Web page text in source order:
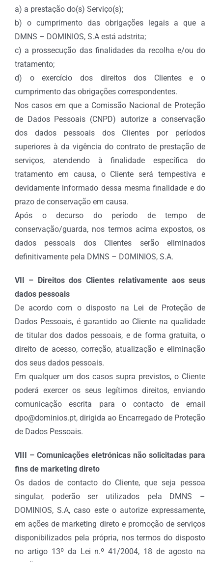
a) a prestação do(s) Serviço(s);
b) o cumprimento das obrigações legais a que a
DMNS – DOMINIOS, S.A está adstrita;
c) a prossecução das finalidades da recolha e/ou do
tratamento;
d) o exercício dos direitos dos Clientes e o
cumprimento das obrigações correspondentes.
Nos casos em que a Comissão Nacional de Proteção
de Dados Pessoais (CNPD) autorize a conservação
dos dados pessoais dos Clientes por períodos
superiores à da vigência do contrato de prestação de
serviços, atendendo à finalidade específica do
tratamento em causa, o Cliente será tempestiva e
devidamente informado dessa mesma finalidade e do
prazo de conservação em causa.
Após o decurso do período de tempo de
conservação/guarda, nos termos acima expostos, os
dados pessoais dos Clientes serão eliminados
definitivamente pela DMNS – DOMINIOS, S.A.
VII – Direitos dos Clientes relativamente aos seus
dados pessoais
De acordo com o disposto na Lei de Proteção de
Dados Pessoais, é garantido ao Cliente na qualidade
de titular dos dados pessoais, e de forma gratuita, o
direito de acesso, correção, atualização e eliminação
dos seus dados pessoais.
Em qualquer um dos casos supra previstos, o Cliente
poderá exercer os seus legítimos direitos, enviando
comunicação escrita para o contacto de email
dpo@dominios.pt, dirigida ao Encarregado de Proteção
de Dados Pessoais.
VIII – Comunicações eletrónicas não solicitadas para
fins de marketing direto
Os dados de contacto do Cliente, que seja pessoa
singular, poderão ser utilizados pela DMNS –
DOMINIOS, S.A, caso este o autorize expressamente,
em ações de marketing direto e promoção de serviços
disponibilizados pela própria, nos termos do disposto
no artigo 13º da Lei n.º 41/2004, 18 de agosto na